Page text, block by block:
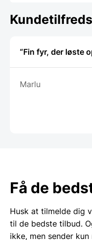
“Fin fyr, der løste
Marlu
Få de
Husk at tilmelde dig
til de bedste tilbud.
ikke, men sender